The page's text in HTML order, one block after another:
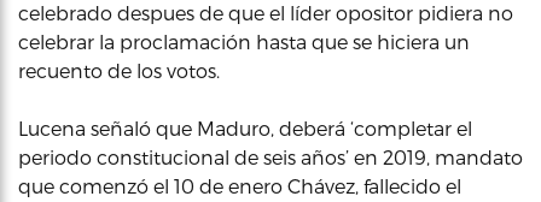
celebrado despues de que el líder opositor pidiera no
celebrar la proclamación hasta que se hiciera un
recuento de los votos.
Lucena señaló que Maduro, deberá ‘completar el
periodo constitucional de seis años’ en 2019, mandato
que comenzó el 10 de enero Chávez, fallecido el